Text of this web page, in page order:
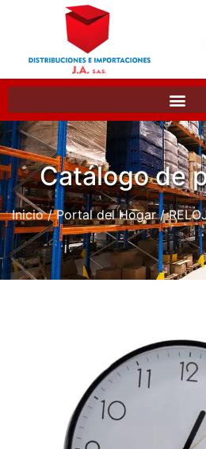
Catálogo de
Inicio/Portal del Hogar/